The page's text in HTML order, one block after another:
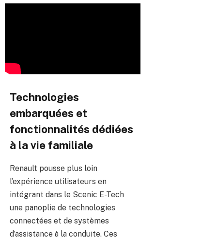
Technologies
embarquées et
fonctionnalités dédiées
à la vie familiale
Renault pousse plus loin
l’expérience utilisateurs en
intégrant dans le Scenic E-Tech
une panoplie de technologies
connectées et de systèmes
d’assistance à la conduite. Ces